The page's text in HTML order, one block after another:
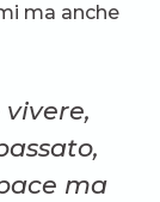
ma anche
ma